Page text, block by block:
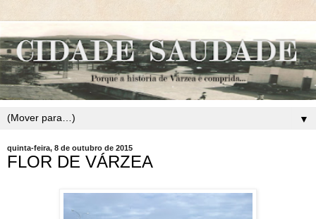
▼
quinta-feira, 8 de outubro de 2015
FLOR DE VÁRZEA